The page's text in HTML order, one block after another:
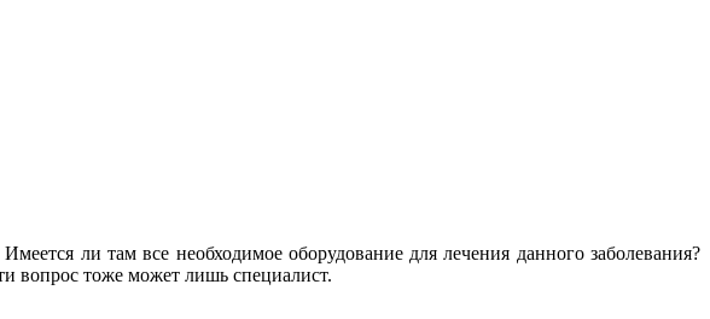
Имеется ли там все необходимое оборудование для лечения данного заболевания?
вопрос тоже может лишь специалист.